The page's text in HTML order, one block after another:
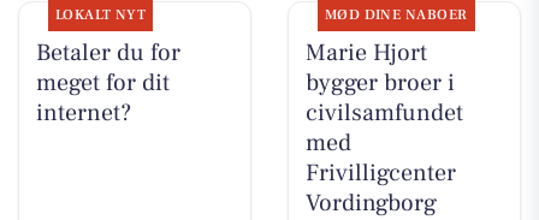
LOKALT NYT
Betaler du for
meget for dit
internet?
MØD DINE NABOER
Marie Hjort
bygger broer i
civilsamfundet
med
Frivilligcenter
Vordingborg